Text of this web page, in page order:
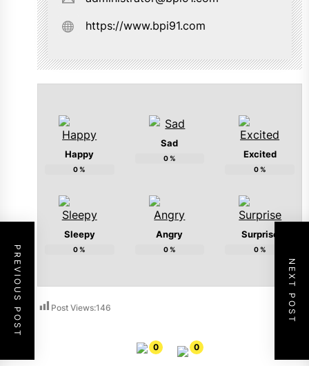
https://www.bpi91.com
Happy
0%
Sad
0% Excited
0%
Sleepy
0%
Angry
0%
Surprise
0%
Post Views:146
0 0
PREVIOUS POST NEXT POST